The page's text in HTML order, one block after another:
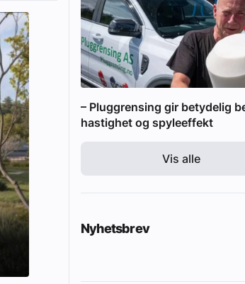
– Pluggrensing gir betydelig
hastighet og spyleeffekt
Vis alle
Nyhetsbrev